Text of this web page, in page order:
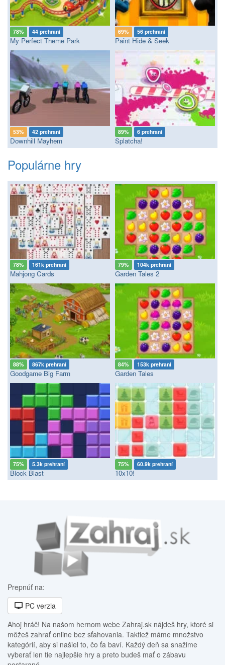
78% 44 prehraní
My Perfect Theme Park
69% 56 prehraní
Paint Hide & Seek
53% 42 prehraní
Downhill Mayhem
89% 6 prehraní
Splatcha!
Populárne hry
78% 161k prehraní
Mahjong Cards
79% 104k prehraní
Garden Tales 2
88% 867k prehraní
Goodgame Big Farm
84% 153k prehraní
Garden Tales
75% 5.3k prehraní
Block Blast
75% 60.9k prehraní
10x10!
Prepnúť na:
PC verzia
Ahoj hráč! Na našom hernom webe Zahraj.sk nájdeš hry, ktoré si
môžeš zahrať online bez sťahovania. Taktiež máme množstvo
kategórií, aby si našiel to, čo ťa baví. Každý deň sa snažime
vyberať len tie najlepšie hry a preto budeš mať o zábavu